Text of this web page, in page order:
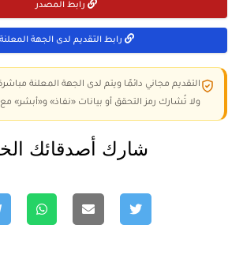
رابط المصدر
رابط التقديم لدى الجهة المعلنة
التقديم مجاني دائمًا ويتم لدى الجهة المعلنة
ولا تُشارك رمز التحقق أو بيانات «نفاذ» و«أبشر»
شارك أصدقائك